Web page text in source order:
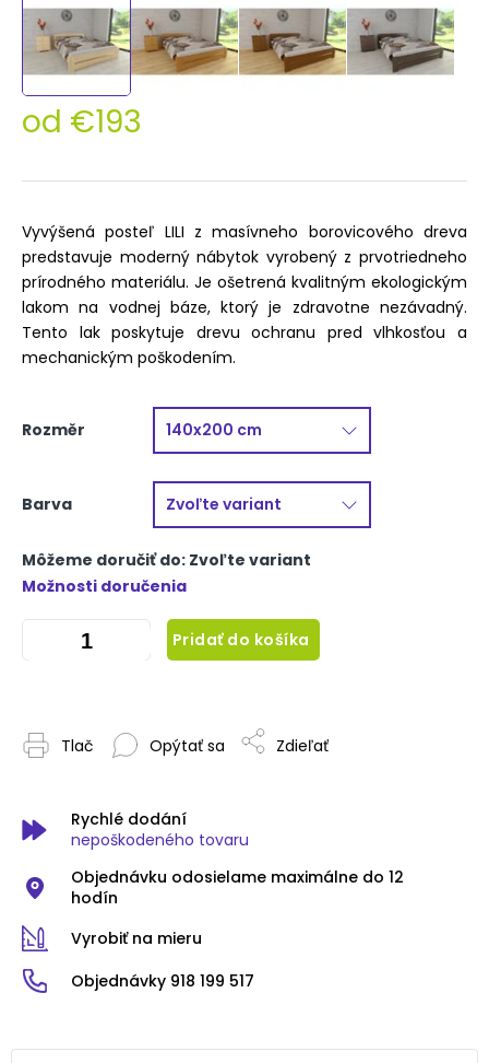
od €193
cena:
Rozměr
Barva
Môžeme doručiť do: Zvoľte variant
Možnosti doručenia
Pridať do košíka
Vyvýšená posteľ LILI z masívneho borovicového dreva
predstavuje moderný nábytok vyrobený z prvotriedneho
prírodného materiálu. Je ošetrená kvalitným ekologickým
lakom na vodnej báze, ktorý je zdravotne nezávadný.
Tento lak poskytuje drevu ochranu pred vlhkosťou a
mechanickým poškodením.
Tlač Opýtať sa Zdieľať
Rychlé dodání
nepoškodeného tovaru
Objednávku odosielame maximálne do 12
hodín
Vyrobiť na mieru
Objednávky 918 199 517